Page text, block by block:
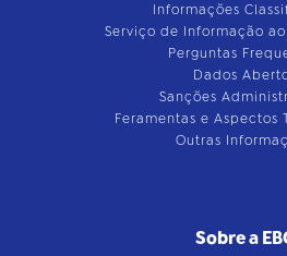
Informações
Serviço de Informação ao
Perguntas
Dados
Sanções
Feramentas e Aspectos
Outras
Sobre a